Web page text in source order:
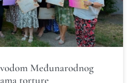
Međunarodnog
torture